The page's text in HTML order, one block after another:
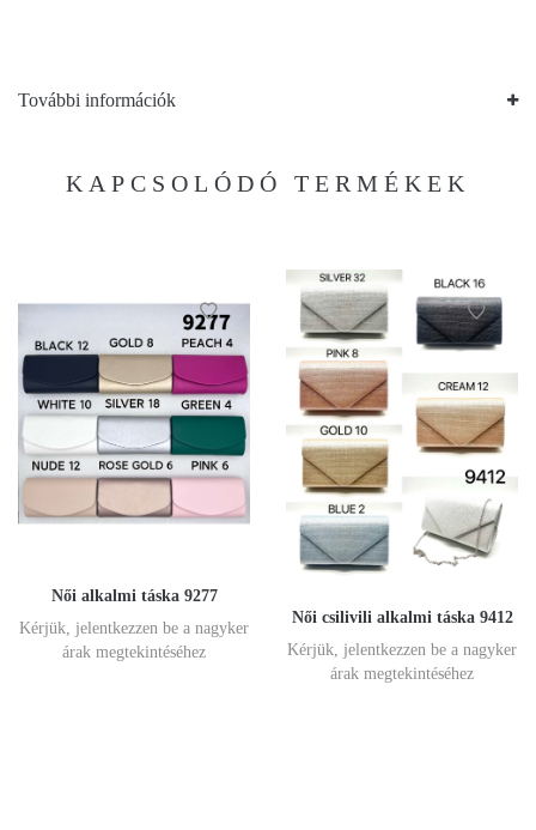
További információk
KAPCSOLÓDÓ TERMÉKEK
Női alkalmi táska 9277
Kérjük, jelentkezzen be a nagyker
árak megtekintéséhez
Női csilivili alkalmi táska 9412
Kérjük, jelentkezzen be a nagyker
árak megtekintéséhez